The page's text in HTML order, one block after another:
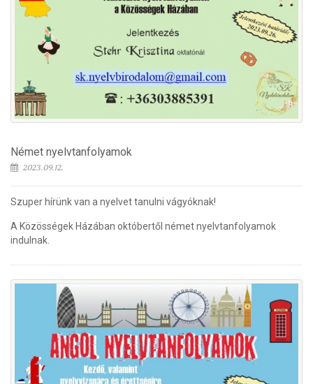
Német nyelvtanfolyamok
2023.09.12.
Szuper hírünk van a nyelvet tanulni vágyóknak!
A Közösségek Házában októbertől német nyelvtanfolyamok
indulnak.